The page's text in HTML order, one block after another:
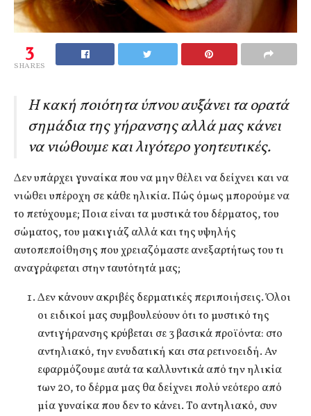
3
SHARES
Η κακή ποιότητα ύπνου αυξάνει τα ορατά
σημάδια της γήρανσης αλλά μας κάνει
να νιώθουμε και λιγότερο γοητευτικές.
Δεν υπάρχει γυναίκα που να μην θέλει να δείχνει και να
νιώθει υπέροχη σε κάθε ηλικία. Πώς όμως μπορούμε να
το πετύχουμε; Ποια είναι τα μυστικά του δέρματος, του
σώματος, του μακιγιάζ αλλά και της υψηλής
αυτοπεποίθησης που χρειαζόμαστε ανεξαρτήτως του τι
αναγράφεται στην ταυτότητά μας;
Δεν κάνουν ακριβές δερματικές περιποιήσεις. Όλοι
οι ειδικοί μας συμβουλεύουν ότι το μυστικό της
αντιγήρανσης κρύβεται σε 3 βασικά προϊόντα: στο
αντηλιακό, την ενυδατική και στα ρετινοειδή. Αν
εφαρμόζουμε αυτά τα καλλυντικά από την ηλικία
των 20, το δέρμα μας θα δείχνει πολύ νεότερο από
μία γυναίκα που δεν το κάνει. Το αντηλιακό, συν